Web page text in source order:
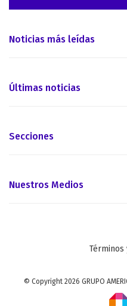
Noticias más leídas
Últimas noticias
Secciones
Nuestros Medios
Términos
© Copyright 2026 GRUPO